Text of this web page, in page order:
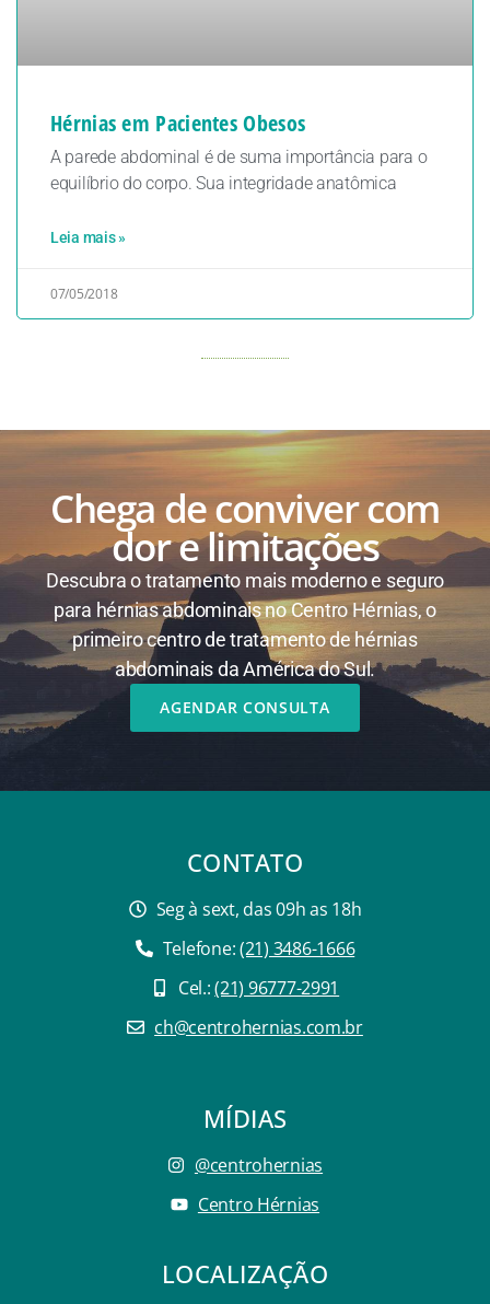
Hérnias em Pacientes Obesos
A parede abdominal é de suma importância para o
equilíbrio do corpo. Sua integridade anatômica
Leia mais »
07/05/2018
Chega de conviver com
dor e limitações
Descubra o tratamento mais moderno e seguro
para hérnias abdominais no Centro Hérnias, o
primeiro centro de tratamento de hérnias
abdominais da América do Sul.
AGENDAR CONSULTA
CONTATO
Seg à sext, das 09h as 18h
Telefone:(21) 3486-1666
Cel.:(21) 96777-2991
ch@centrohernias.com.br
MÍDIAS
@centrohernias
Centro Hérnias
LOCALIZAÇÃO